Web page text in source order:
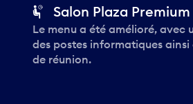
Salon Plaza Premium
Le menu a été amélioré, avec
des postes informatiques ainsi
de réunion.